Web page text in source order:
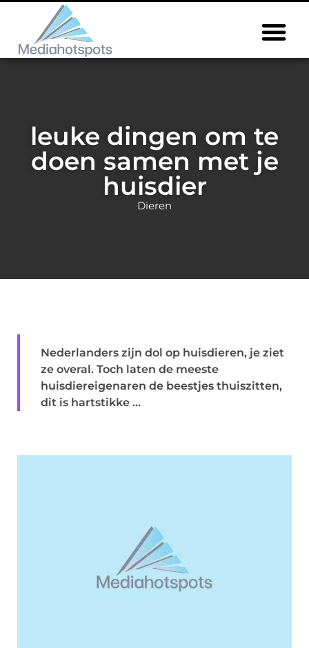
leuke dingen om te
doen samen met je
huisdier
Dieren
Nederlanders zijn dol op huisdieren, je ziet
ze overal. Toch laten de meeste
huisdiereigenaren de beestjes thuiszitten,
dit is hartstikke ...